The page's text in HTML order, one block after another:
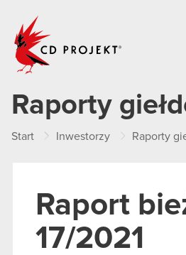
Raporty
Start Inwestorzy Raporty
Raport
17/2021